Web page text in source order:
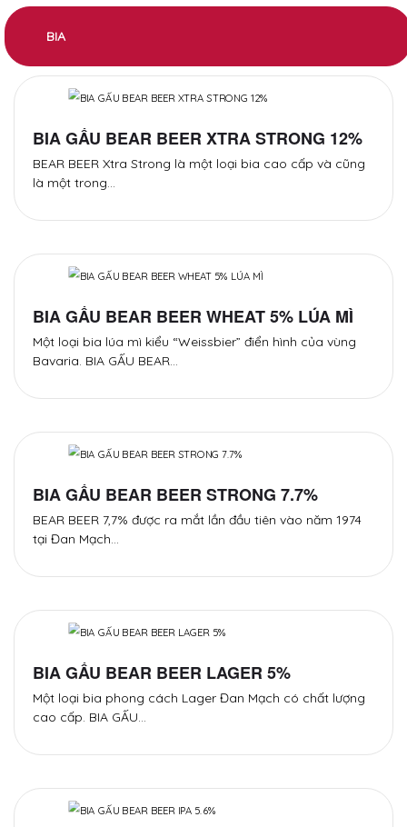
BIA
BIA GẤU BEAR BEER XTRA STRONG 12%
BEAR BEER Xtra Strong là một loại bia cao cấp và cũng
là một trong…
BIA GẤU BEAR BEER WHEAT 5% LÚA MÌ
Một loại bia lúa mì kiểu “Weissbier” điển hình của vùng
Bavaria. BIA GẤU BEAR…
BIA GẤU BEAR BEER STRONG 7.7%
BEAR BEER 7,7% được ra mắt lần đầu tiên vào năm 1974
tại Đan Mạch…
BIA GẤU BEAR BEER LAGER 5%
Một loại bia phong cách Lager Đan Mạch có chất lượng
cao cấp. BIA GẤU…